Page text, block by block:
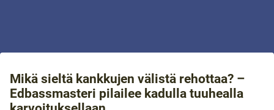
Mikä sieltä kankkujen välistä rehottaa? –
Edbassmasteri pilailee kadulla tuuhealla